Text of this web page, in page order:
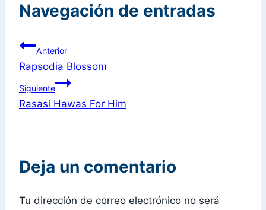
Navegación de entradas
Anterior
Rapsodia Blossom
Siguiente
Rasasi Hawas For Him
Deja un comentario
Tu dirección de correo electrónico no será